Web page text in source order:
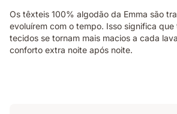
Os têxteis 100% algodão da Emma são
evoluírem com o tempo. Isso significa que
tecidos se tornam mais macios a cada
conforto extra noite após noite.